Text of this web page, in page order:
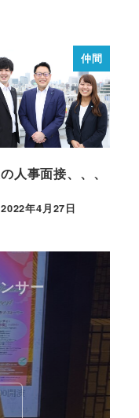
仲間
人事面接、、、
2022年4月27日
サー